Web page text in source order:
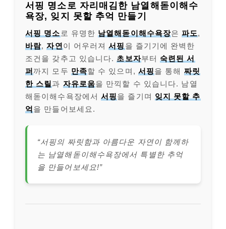
서핑 명소로 자리매김한 남열해돋이해수
욕장, 잊지 못할 추억 만들기
서핑 명소 로 유명한 남열해돋이해수욕장은파도,
바람,자연 이 어우러져서핑 을 즐기기에 완벽한
조건을 갖추고 있습니다. 초보자부터 숙련된 서
퍼 까지 모두 만족할 수 있으며, 서핑을 통해 짜릿
한 스릴과 자유로움을 만끽할 수 있습니다. 남열
해돋이해수욕장에서서핑을 즐기며 잊지 못할 추
억 을 만들어보세요.
“서핑의 짜릿함과 아름다운 자연이 함께하
는 남열해돋이해수욕장에서 특별한 추억
을 만들어보세요!”